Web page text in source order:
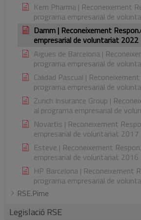
Kern Pharma | Reconeixement
programa empresarial de
Damm | Reconeixement
empresarial de voluntariat 2022
Aigües de Barcelona |
programa empresarial de
Calidad Pascual |
programa empresarial de
Zurich Insurance Group |
al programa empresarial de
Novartis | Reconeixement
empresarial de voluntariat 2017
Esteve | Reconeixement
empresarial de voluntariat 2016
HP Barcelona | Reconeixement
programa empresarial de
RSE.Pime
Legislació RSE